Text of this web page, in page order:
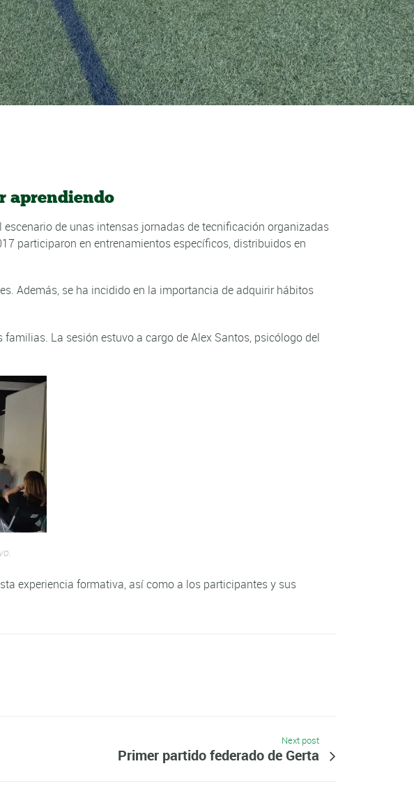
aprendiendo
de unas intensas jornadas de tecnificación organizadas
participaron en entrenamientos específicos, distribuidos en
Además, se ha incidido en la importancia de adquirir hábitos
La sesión estuvo a cargo de Alex Santos, psicólogo del
experiencia formativa, así como a los participantes y sus
Next post
Primer partido federado de Gerta